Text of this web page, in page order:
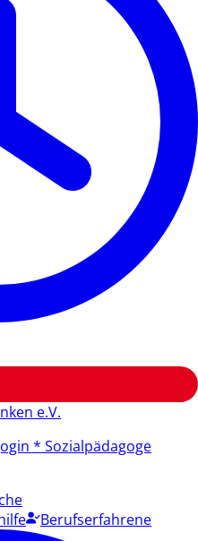
e.V.
* Sozialpädagoge
Berufserfahrene